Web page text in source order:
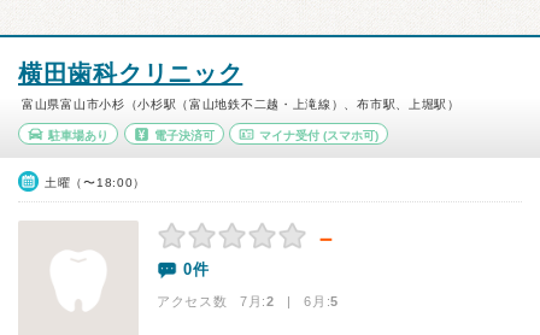
横田歯科クリニック
富山県富山市小杉（小杉駅（富山地鉄不二越・上滝線）、布市駅、上堀駅）
駐車場あり 電子決済可 マイナ受付 (スマホ可)
土曜（〜18:00）
－
0件
アクセス数 7月:2 | 6月:5